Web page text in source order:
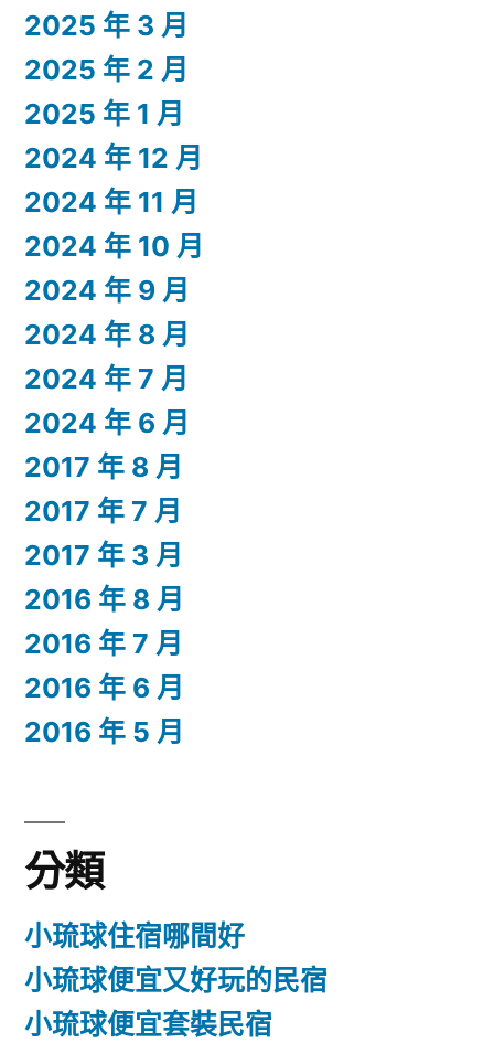
2025 年 3 月
2025 年 2 月
2025 年 1 月
2024 年 12 月
2024 年 11 月
2024 年 10 月
2024 年 9 月
2024 年 8 月
2024 年 7 月
2024 年 6 月
2017 年 8 月
2017 年 7 月
2017 年 3 月
2016 年 8 月
2016 年 7 月
2016 年 6 月
2016 年 5 月
分類
小琉球住宿哪間好
小琉球便宜又好玩的民宿
小琉球便宜套裝民宿